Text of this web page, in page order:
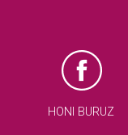
HONI BURUZ